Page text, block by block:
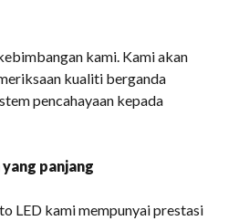
kami. Kami akan
kualiti berganda
pencahayaan kepada
panjang
LED kami mempunyai prestasi